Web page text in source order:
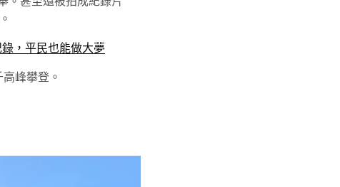
，平民也能做大夢
峰攀登。